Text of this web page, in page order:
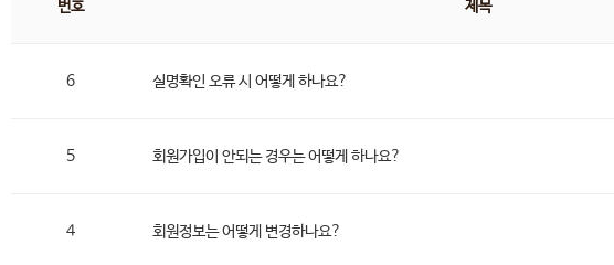
번호 제목
6 실명확인 오류 시 어떻게 하나요?
5 회원가입이 안되는 경우는 어떻게 하나요?
4 회원정보는 어떻게 변경하나요?